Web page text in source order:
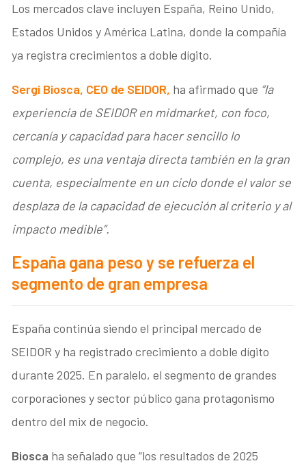
Los mercados clave incluyen España, Reino Unido,
Estados Unidos y América Latina, donde la compañía
ya registra crecimientos a doble dígito.
Sergi Biosca, CEO de SEIDOR, ha afirmado que “la
experiencia de SEIDOR en midmarket, con foco,
cercanía y capacidad para hacer sencillo lo
complejo, es una ventaja directa también en la gran
cuenta, especialmente en un ciclo donde el valor se
desplaza de la capacidad de ejecución al criterio y al
impacto medible”.
España gana peso y se refuerza el
segmento de gran empresa
España continúa siendo el principal mercado de
SEIDOR y ha registrado crecimiento a doble dígito
durante 2025. En paralelo, el segmento de grandes
corporaciones y sector público gana protagonismo
dentro del mix de negocio.
Biosca ha señalado que “los resultados de 2025